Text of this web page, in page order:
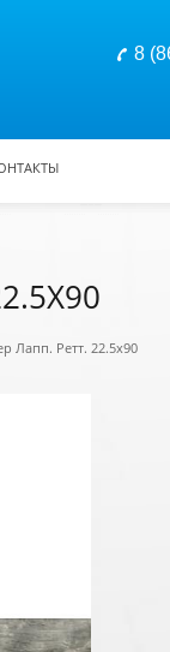
8
Лапп. Ретт. 22.5x90